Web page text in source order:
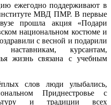
ежегодно поддерживают в
МВД ПМР. В первые
прошла акция «Подари
национальном костюме и
с весной и подарили
наставникам, курсантам,
жизнь связана с учебным
слов люди улыбались,
Приднестровье с
и традиции всех